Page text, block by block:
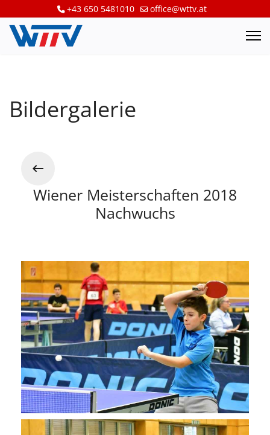
+43 650 5481010 office@wttv.at
Bildergalerie
Wiener Meisterschaften 2018
Nachwuchs